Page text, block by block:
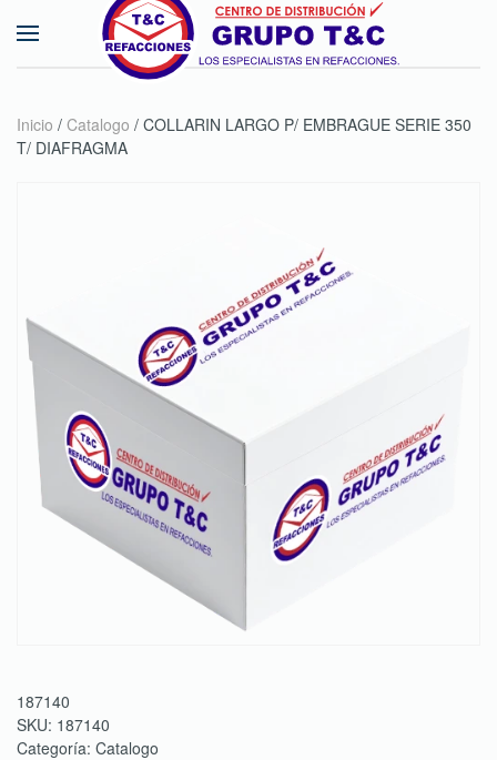
Skip to main content
Inicio / Catalogo / COLLARIN LARGO P/ EMBRAGUE SERIE 350
T/ DIAFRAGMA
187140
SKU: 187140
Categoría: Catalogo